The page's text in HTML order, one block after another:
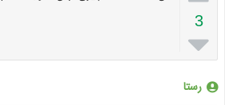
3

رستا